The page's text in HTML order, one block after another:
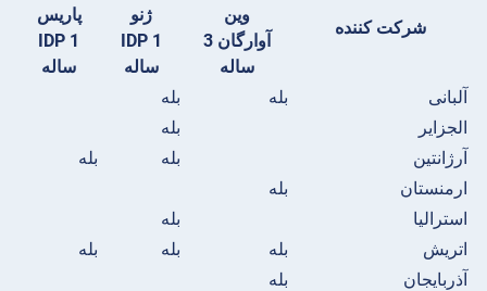
شرکت کننده
وین
آوارگان 3
ساله
ژنو
IDP 1
ساله
پاریس
IDP 1
ساله
آلبانی
بله
بله
الجزایر
بله
آرژانتین
بله
بله
ارمنستان
بله
استرالیا
بله
اتریش
بله بله
بله
آذربایجان
بله